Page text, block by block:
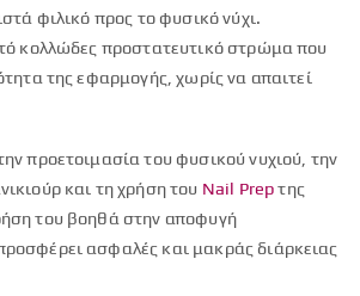
φιλικό προς το φυσικό νύχι.
κολλώδες προστατευτικό στρώμα που
της εφαρμογής, χωρίς να απαιτεί
προετοιμασία του φυσικού νυχιού, την
και τη χρήση του Nail Prepτης
του βοηθά στην αποφυγή
ασφαλές και μακράς διάρκειας